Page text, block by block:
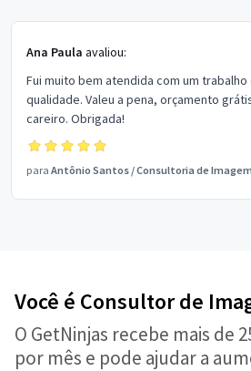
Ana Paula avaliou:
Fui muito bem atendida com um trabalho
qualidade. Valeu a pena, orçamento
careiro. Obrigada!
para Antônio Santos /Consultoria de Imagem
Você é Consultor de
O GetNinjas recebe mais de
por mês e pode ajudar a